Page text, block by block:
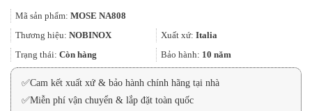
39.800.000₫.
37.810.000₫.
Mã sản phẩm: MOSE NA808
Thương hiệu: NOBINOX Xuất xứ: Italia
Trạng thái: Còn hàng Bảo hành: 10 năm
✅Cam kết xuất xứ & bảo hành chính hãng tại nhà
✅Miễn phí vận chuyển & lắp đặt toàn quốc